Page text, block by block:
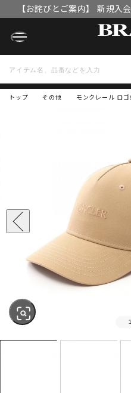
【お詫びとご案内】 新規入
OFFクーポン」
トップ モンクレール ロ
その他
1